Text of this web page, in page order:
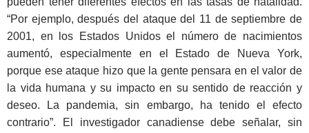
“Por ejemplo, después del ataque del 11 de septiembre de
2001, en los Estados Unidos el número de nacimientos
aumentó, especialmente en el Estado de Nueva York,
porque ese ataque hizo que la gente pensara en el valor de
la vida humana y su impacto en su sentido de reacción y
deseo. La pandemia, sin embargo, ha tenido el efecto
contrario”. El investigador canadiense debe señalar, sin